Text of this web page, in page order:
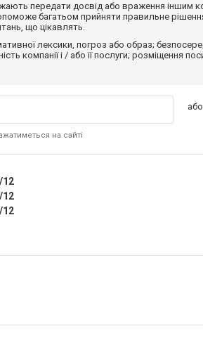
передати досвід або враження
багатьом прийняти правильне
що цікавлять.
лексики, погроз або образ;
компанії і / або її послуги; розміщення
на сайті
12
12
12